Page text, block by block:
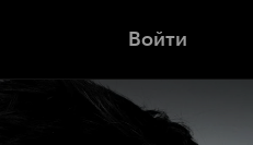
Войти